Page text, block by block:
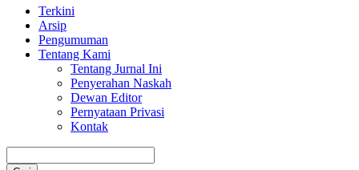
Terkini
Arsip
Pengumuman
Tentang Kami
Tentang Jurnal Ini
Penyerahan Naskah
Dewan Editor
Pernyataan Privasi
Kontak